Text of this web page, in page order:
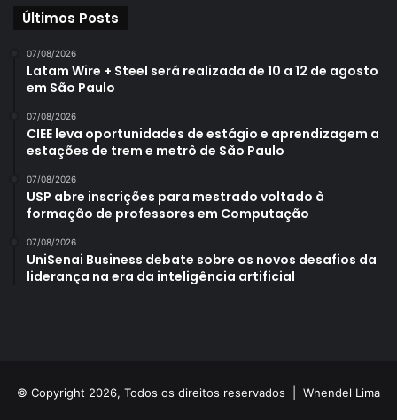
Últimos Posts
07/08/2026
Latam Wire + Steel será realizada de 10 a 12 de agosto
em São Paulo
07/08/2026
CIEE leva oportunidades de estágio e aprendizagem a
estações de trem e metrô de São Paulo
07/08/2026
USP abre inscrições para mestrado voltado à
formação de professores em Computação
07/08/2026
UniSenai Business debate sobre os novos desafios da
liderança na era da inteligência artificial
© Copyright 2026, Todos os direitos reservados | Whendel Lima